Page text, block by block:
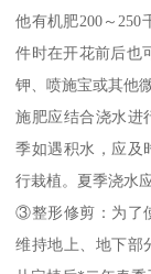
他有机肥200～250
件时在开花前后也
钾、喷施宝或其他微
施肥应结合浇水进
季如遇积水，应及
行栽植。夏季浇水
③整形修剪：为了
维持地上、地下部